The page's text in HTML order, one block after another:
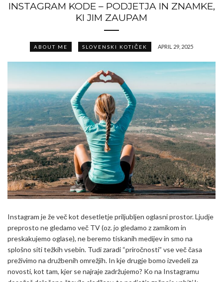
INSTAGRAM KODE – PODJETJA IN ZNAMKE,
KI JIM ZAUPAM
ABOUT ME SLOVENSKI KOTIČEK APRIL 29, 2025
Instagram je že več kot desetletje priljubljen oglasni prostor. Ljudje
preprosto ne gledamo več TV (oz. jo gledamo z zamikom in
preskakujemo oglase), ne beremo tiskanih medijev in smo na
splošno siti težkih vsebin. Tudi zaradi “priročnosti” vse več časa
preživimo na družbenih omrežjih. In kje drugje bomo izvedeli za
novosti, kot tam, kjer se najraje zadržujemo? Ko na Instagramu